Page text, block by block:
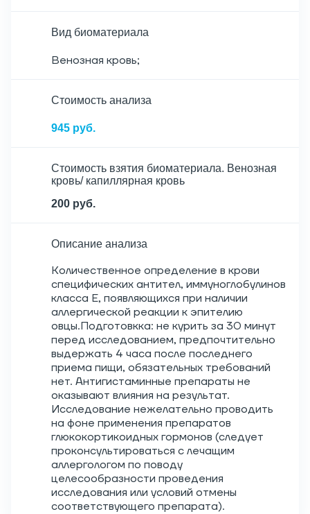
Вид биоматериала
Венозная кровь;
Cтоимость анализа
945 руб.
Стоимость взятия биоматериала. Венозная
кровь/ капиллярная кровь
200 руб.
Описание анализа
Количественное определение в крови
специфических антител, иммуноглобулинов
класса E, появляющихся при наличии
аллергической реакции к эпителию
овцы.Подготовкка: не курить за 30 минут
перед исследованием, предпочтительно
выдержать 4 часа после последнего
приема пищи, обязательных требований
нет. Антигистаминные препараты не
оказывают влияния на результат.
Исследование нежелательно проводить
на фоне применения препаратов
глюкокортикоидных гормонов (следует
проконсультироваться с лечащим
аллергологом по поводу
целесообразности проведения
исследования или условий отмены
соответствующего препарата).